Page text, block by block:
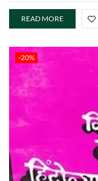
READ MORE
-20%